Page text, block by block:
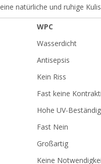
natürliche und ruhige
WPC
Wasserdicht
Antisepsis
Kein Riss
Fast keine
Hohe UV-
Fast Nein
Großartig
Keine